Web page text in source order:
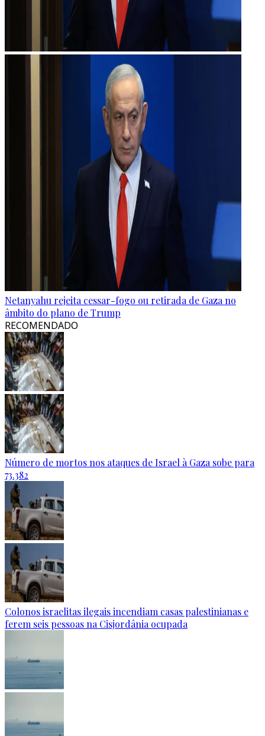
Netanyahu rejeita cessar-fogo ou retirada de Gaza no
âmbito do plano de Trump
RECOMENDADO
Número de mortos nos ataques de Israel à Gaza sobe para
73.382
Colonos israelitas ilegais incendiam casas palestinianas e
ferem seis pessoas na Cisjordânia ocupada